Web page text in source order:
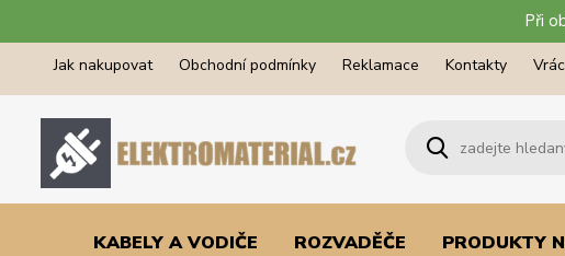
Při
Jak nakupovat Obchodní podmínky Reklamace Kontakty
KABELY A VODIČE ROZVADĚČE PRODUKTY